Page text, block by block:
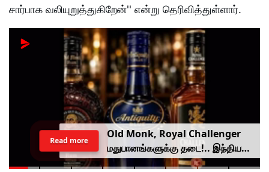
சார்பாக வலியுறுத்துகிறேன்'' என்று தெரிவித்துள்ளார்.
Old Monk, Royal Challenger
மதுபானங்களுக்கு தடை!.. இந்திய
உணவு பாதுகாப்பு ஆணையம் அதிரடி.
Read more